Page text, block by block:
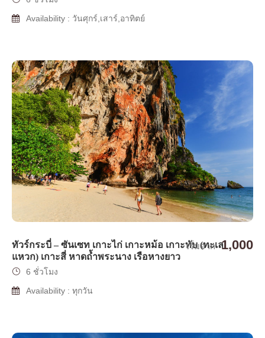
Availability : วันศุกร์,เสาร์,อาทิตย์
ทัวร์กระบี่ – ซันเซท เกาะไก่ เกาะหม้อ เกาะทับ (ทะเล
แหวก) เกาะสี่ หาดถ้ำพระนาง เรือหางยาว
เริ่มจาก 1,000
6 ชั่วโมง
Availability : ทุกวัน